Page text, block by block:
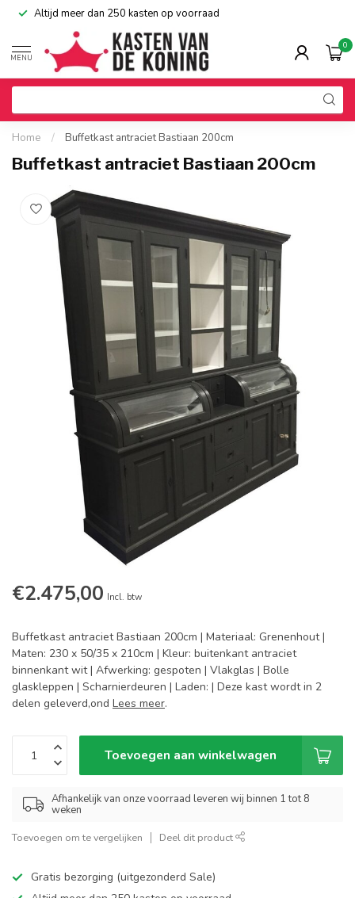
Altijd meer dan 250 kasten op voorraad
MENU
0
Home / Buffetkast antraciet Bastiaan 200cm
Buffetkast antraciet Bastiaan 200cm
€2.475,00 Incl. btw
Buffetkast antraciet Bastiaan 200cm | Materiaal: Grenenhout |
Maten: 230 x 50/35 x 210cm | Kleur: buitenkant antraciet
binnenkant wit | Afwerking: gespoten | Vlakglas | Bolle
glaskleppen | Scharnierdeuren | Laden: | Deze kast wordt in 2
delen geleverd,ond Lees meer.
Toevoegen aan winkelwagen
Afhankelijk van onze voorraad leveren wij binnen 1 tot 8
weken
Toevoegen om te vergelijken Deel dit product
Gratis bezorging (uitgezonderd Sale)